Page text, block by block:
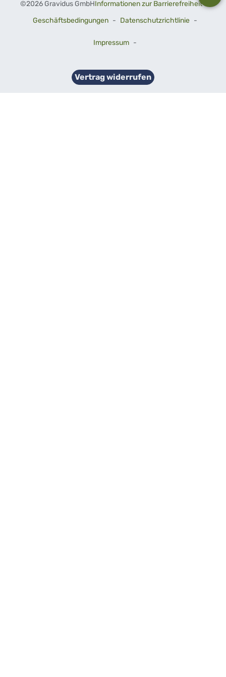
©2026 Gravidus GmbHInformationen zur Barrierefreiheit-
Geschäftsbedingungen - Datenschutzrichtlinie -
Impressum -
Vertrag widerrufen